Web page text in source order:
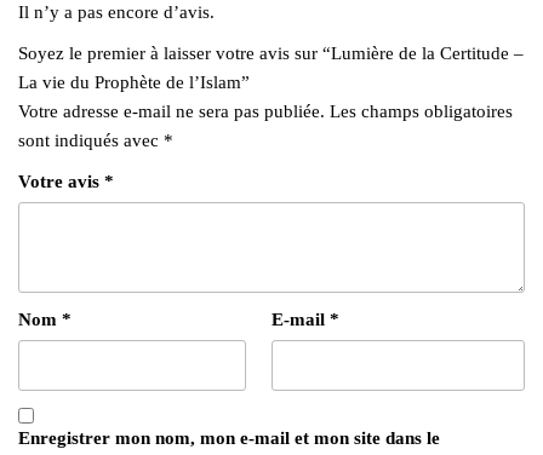
Il n’y a pas encore d’avis.
Soyez le premier à laisser votre avis sur “Lumière de la Certitude –
La vie du Prophète de l’Islam”
Votre adresse e-mail ne sera pas publiée. Les champs obligatoires
sont indiqués avec *
Votre avis *
Nom * E-mail *
Enregistrer mon nom, mon e-mail et mon site dans le